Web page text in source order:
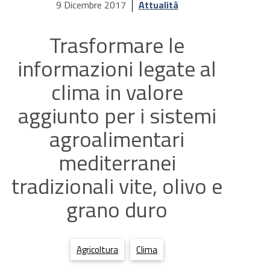
9 Dicembre 2017 Attualità
Trasformare le
informazioni legate al
clima in valore
aggiunto per i sistemi
agroalimentari
mediterranei
tradizionali vite, olivo e
grano duro
Agricoltura Clima